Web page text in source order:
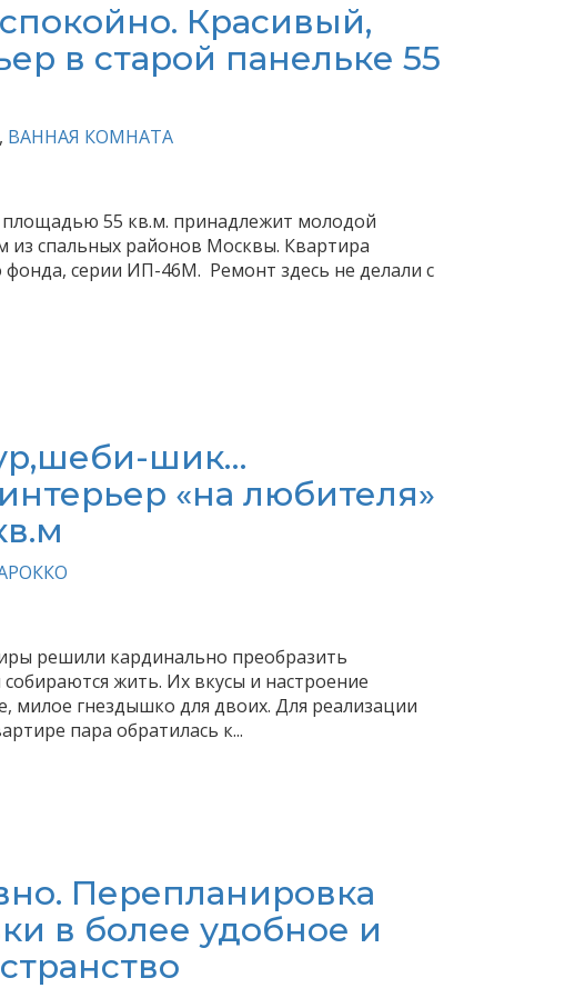
Красивый,
в старой панельке 55
, ВАННАЯ КОМНАТА
площадью 55 кв.м. принадлежит молодой
спальных районов Москвы. Квартира
фонда, серии ИП-46М. Ремонт здесь не делали с
шик…
«на любителя»
решили кардинально преобразить
жить. Их вкусы и настроение
милое гнездышко для двоих. Для реализации
пара обратилась к...
Перепланировка
в более удобное и